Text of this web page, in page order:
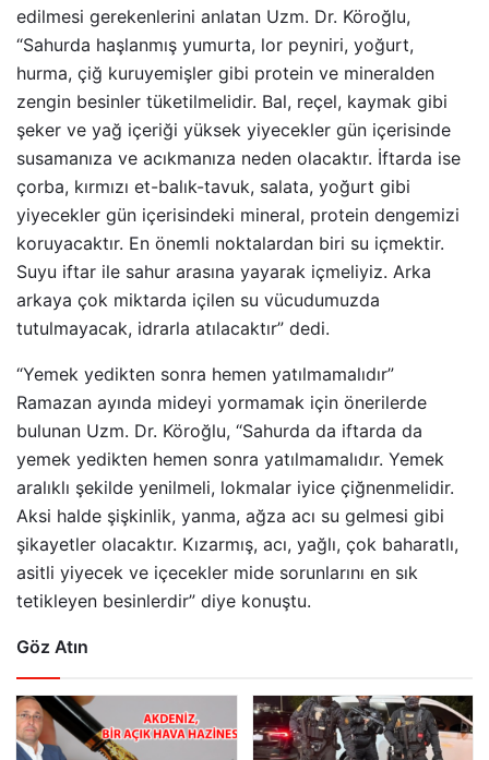
edilmesi gerekenlerini anlatan Uzm. Dr. Köroğlu,
“Sahurda haşlanmış yumurta, lor peyniri, yoğurt,
hurma, çiğ kuruyemişler gibi protein ve mineralden
zengin besinler tüketilmelidir. Bal, reçel, kaymak gibi
şeker ve yağ içeriği yüksek yiyecekler gün içerisinde
susamanıza ve acıkmanıza neden olacaktır. İftarda ise
çorba, kırmızı et-balık-tavuk, salata, yoğurt gibi
yiyecekler gün içerisindeki mineral, protein dengemizi
koruyacaktır. En önemli noktalardan biri su içmektir.
Suyu iftar ile sahur arasına yayarak içmeliyiz. Arka
arkaya çok miktarda içilen su vücudumuzda
tutulmayacak, idrarla atılacaktır” dedi.
“Yemek yedikten sonra hemen yatılmamalıdır”
Ramazan ayında mideyi yormamak için önerilerde
bulunan Uzm. Dr. Köroğlu, “Sahurda da iftarda da
yemek yedikten hemen sonra yatılmamalıdır. Yemek
aralıklı şekilde yenilmeli, lokmalar iyice çiğnenmelidir.
Aksi halde şişkinlik, yanma, ağza acı su gelmesi gibi
şikayetler olacaktır. Kızarmış, acı, yağlı, çok baharatlı,
asitli yiyecek ve içecekler mide sorunlarını en sık
tetikleyen besinlerdir” diye konuştu.
Göz Atın